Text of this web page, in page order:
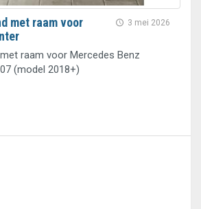
3 mei 2026
met raam voor
raam voor Mercedes Benz
(model 2018+)